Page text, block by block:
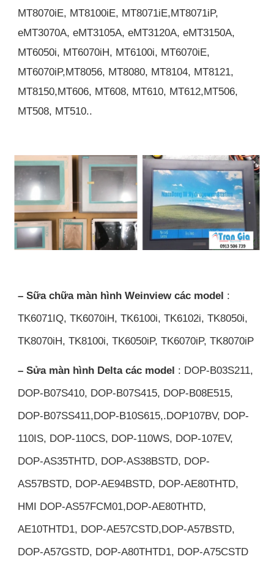
MT8070iE, MT8100iE, MT8071iE,MT8071iP,
eMT3070A, eMT3105A, eMT3120A, eMT3150A,
MT6050i, MT6070iH, MT6100i, MT6070iE,
MT6070iP,MT8056, MT8080, MT8104, MT8121,
MT8150,MT606, MT608, MT610, MT612,MT506,
MT508, MT510..
– Sữa chữa màn hình Weinview các model :
TK6071IQ, TK6070iH, TK6100i, TK6102i, TK8050i,
TK8070iH, TK8100i, TK6050iP, TK6070iP, TK8070iP
– Sửa màn hình Delta các model : DOP-B03S211,
DOP-B07S410, DOP-B07S415, DOP-B08E515,
DOP-B07SS411,DOP-B10S615,.DOP107BV, DOP-
110IS, DOP-110CS, DOP-110WS, DOP-107EV,
DOP-AS35THTD, DOP-AS38BSTD, DOP-
AS57BSTD, DOP-AE94BSTD, DOP-AE80THTD,
HMI DOP-AS57FCM01,DOP-AE80THTD,
AE10THTD1, DOP-AE57CSTD,DOP-A57BSTD,
DOP-A57GSTD, DOP-A80THTD1, DOP-A75CSTD